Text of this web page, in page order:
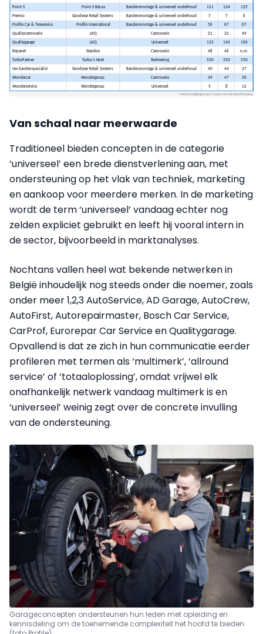
Van schaal naar meerwaarde
Traditioneel bieden concepten in de categorie
‘universeel’ een brede dienstverlening aan, met
ondersteuning op het vlak van techniek, marketing
en aankoop voor meerdere merken. In de marketing
wordt de term ‘universeel’ vandaag echter nog
zelden expliciet gebruikt en leeft hij vooral intern in
de sector, bijvoorbeeld in marktanalyses.
Nochtans vallen heel wat bekende netwerken in
België inhoudelijk nog steeds onder die noemer, zoals
onder meer 1,2,3 AutoService, AD Garage, AutoCrew,
AutoFirst, Autorepairmaster, Bosch Car Service,
CarProf, Eurorepar Car Service en Qualitygarage.
Opvallend is dat ze zich in hun communicatie eerder
profileren met termen als ‘multimerk’, ‘allround
service’ of ‘totaaloplossing’, omdat vrijwel elk
onafhankelijk netwerk vandaag multimerk is en
‘universeel’ weinig zegt over de concrete invulling
van de ondersteuning.
Garageconcepten ondersteunen hun leden met opleiding en
kennisdeling om de toenemende complexiteit het hoofd te bieden